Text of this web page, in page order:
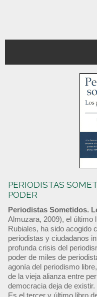
PERIODISTAS
PODER
Periodistas Sometidos.
Almuzara, 2009), el último
Rubiales, ha sido acogido
periodistas y ciudadanos
profunda crisis del
poder de miles de
agonía del periodismo
de la vieja alianza entre
democracia deja de existir.